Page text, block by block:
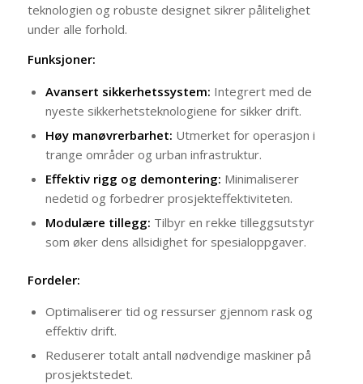
teknologien og robuste designet sikrer pålitelighet
under alle forhold.
Funksjoner:
Avansert sikkerhetssystem: Integrert med de
nyeste sikkerhetsteknologiene for sikker drift.
Høy manøvrerbarhet: Utmerket for operasjon i
trange områder og urban infrastruktur.
Effektiv rigg og demontering: Minimaliserer
nedetid og forbedrer prosjekteffektiviteten.
Modulære tillegg: Tilbyr en rekke tilleggsutstyr
som øker dens allsidighet for spesialoppgaver.
Fordeler:
Optimaliserer tid og ressurser gjennom rask og
effektiv drift.
Reduserer totalt antall nødvendige maskiner på
prosjektstedet.